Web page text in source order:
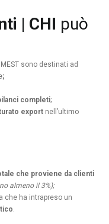
| CHI può
sono destinati ad
;
completi;
export nell’ultimo
che proviene da clienti
almeno il 3%);
che ha intrapreso un
.